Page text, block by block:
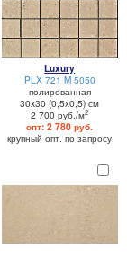
Luxury
PLX 721 M 5050
полированная
30x30 (0,5x0,5) см
2 700 руб./м2
опт: 2 780 руб.
крупный опт: по запросу